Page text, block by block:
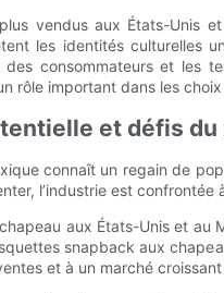
vendus aux États-Unis
les identités culturelles
consommateurs et les
rôle important dans les
et défis du
connaît un regain de
l’industrie est
aux États-Unis et
snapback aux
et à un marché